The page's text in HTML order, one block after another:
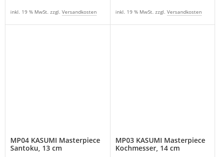
inkl. 19 % MwSt. zzgl. Versandkosten inkl. 19 % MwSt. zzgl. Versandkosten
MP04 KASUMI Masterpiece
Santoku, 13 cm
MP03 KASUMI Masterpiece
Kochmesser, 14 cm